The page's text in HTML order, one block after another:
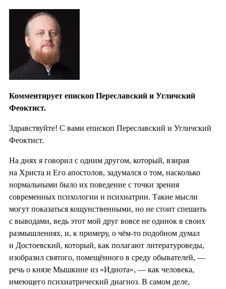
Комментирует епископ Переславский и Угличский
Феоктист.
Здравствуйте! С вами епископ Переславский и Угличский
Феоктист.
На днях я говорил с одним другом, который, взирая
на Христа и Его апостолов, задумался о том, насколько
нормальными было их поведение с точки зрения
современных психологии и психиатрии. Такие мысли
могут показаться кощунственными, но не стоит спешить
с выводами, ведь этот мой друг вовсе не одинок в своих
размышлениях, и, к примеру, о чём-то подобном думал
и Достоевский, который, как полагают литературоведы,
изобразил святого, помещённого в среду обывателей, —
речь о князе Мышкине из «Идиота», — как человека,
имеющего психиатрический диагноз. В самом деле,